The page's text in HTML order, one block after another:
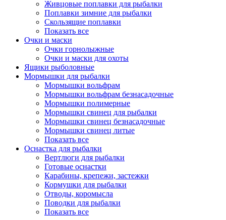
Живцовые поплавки для рыбалки
Поплавки зимние для рыбалки
Скользящие поплавки
Показать все
Очки и маски
Очки горнолыжные
Очки и маски для охоты
Ящики рыболовные
Мормышки для рыбалки
Мормышки вольфрам
Мормышки вольфрам безнасадочные
Мормышки полимерные
Мормышки свинец для рыбалки
Мормышки свинец безнасадочные
Мормышки свинец литые
Показать все
Оснастка для рыбалки
Вертлюги для рыбалки
Готовые оснастки
Карабины, крепежи, застежки
Кормушки для рыбалки
Отводы, коромысла
Поводки для рыбалки
Показать все